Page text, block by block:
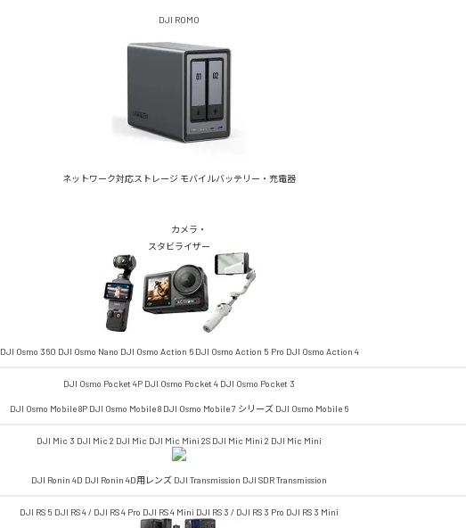
DJI ROMO
ネットワーク対応ストレージ モバイルバッテリー・充電器
カメラ・
スタビライザー
DJI Osmo 360 DJI Osmo Nano DJI Osmo Action 6 DJI Osmo Action 5 Pro DJI Osmo Action 4
DJI Osmo Pocket 4P DJI Osmo Pocket 4 DJI Osmo Pocket 3
DJI Osmo Mobile 8P DJI Osmo Mobile 8 DJI Osmo Mobile 7 シリーズ DJI Osmo Mobile 6
DJI Mic 3 DJI Mic 2 DJI Mic DJI Mic Mini 2S DJI Mic Mini 2 DJI Mic Mini
DJI Ronin 4D DJI Ronin 4D用レンズ DJI Transmission DJI SDR Transmission
DJI RS 5 DJI RS 4 / DJI RS 4 Pro DJI RS 4 Mini DJI RS 3 / DJI RS 3 Pro DJI RS 3 Mini